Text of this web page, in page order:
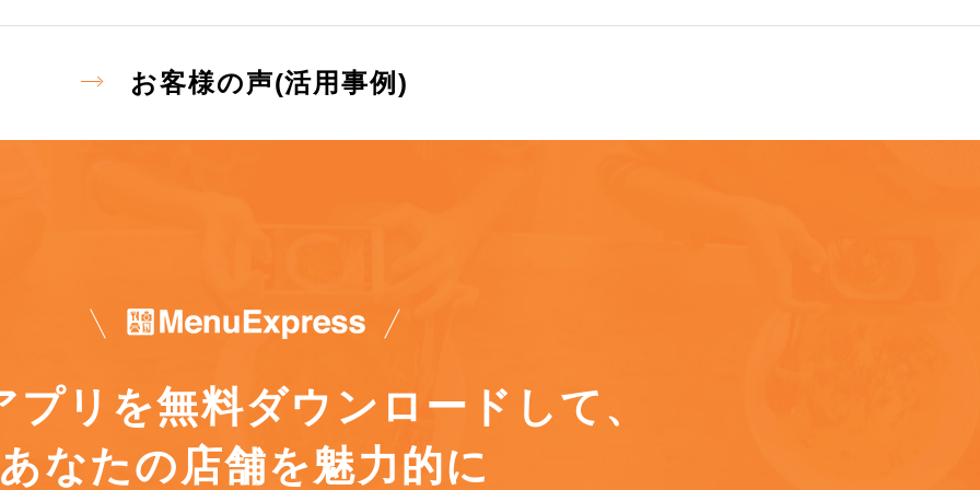
お客様の声(活用事例)
プリを無料ダウンロードして、
あなたの店舗を魅力的に